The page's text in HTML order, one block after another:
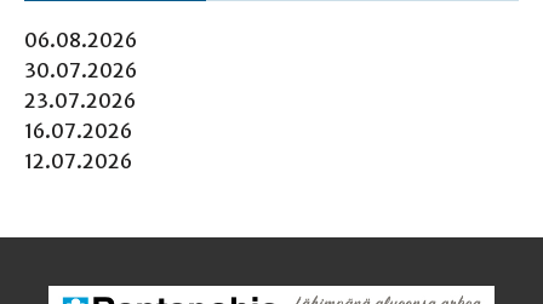
06.08.2026
30.07.2026
23.07.2026
16.07.2026
12.07.2026